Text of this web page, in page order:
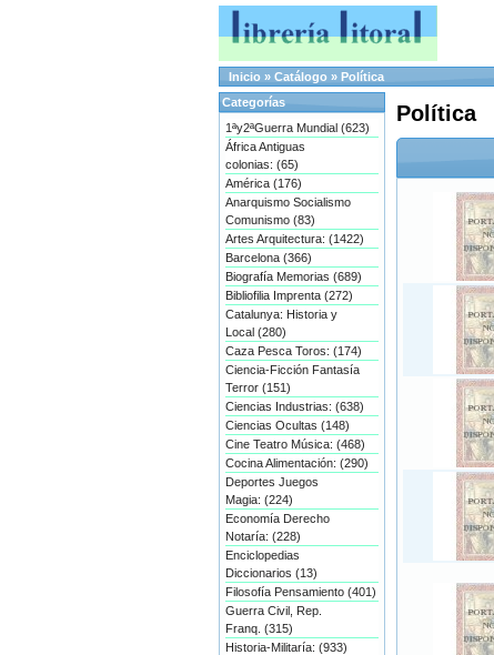
Inicio » Catálogo » Política
Política
Categorías
1ªy2ªGuerra Mundial (623)
África Antiguas
colonias: (65)
América (176)
Anarquismo Socialismo
Comunismo (83)
Artes Arquitectura: (1422)
Barcelona (366)
Biografía Memorias (689)
Bibliofilia Imprenta (272)
Catalunya: Historia y
Local (280)
Caza Pesca Toros: (174)
Ciencia-Ficción Fantasía
Terror (151)
Ciencias Industrias: (638)
Ciencias Ocultas (148)
Cine Teatro Música: (468)
Cocina Alimentación: (290)
Deportes Juegos
Magia: (224)
Economía Derecho
Notaría: (228)
Enciclopedias
Diccionarios (13)
Filosofía Pensamiento (401)
Guerra Civil, Rep.
Franq. (315)
Historia-Militaría: (933)